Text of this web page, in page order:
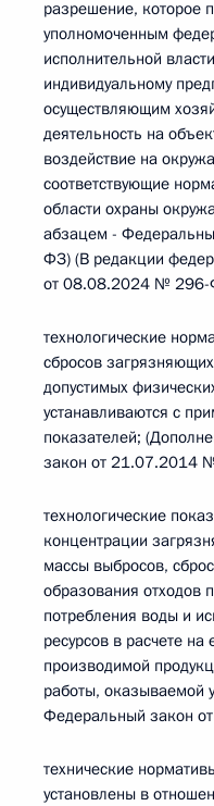
разрешение, которое
уполномоченным
исполнительной
индивидуальному
осуществляющим
деятельность на
воздействие на
соответствующие
области охраны
абзацем -
ФЗ) (В редакции
от 08.08.2024 №
технологические
сбросов
допустимых
устанавливаются с
показателей;
закон от 21.07.2014
технологические
концентрации
массы выбросов,
образования отходов
потребления воды и
ресурсов в расчете
производимой
работы, оказываемой
Федеральный закон
технические
установлены в